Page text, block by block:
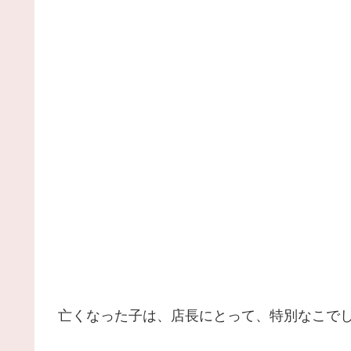
亡くなった子は、店長にとって、特別なこで